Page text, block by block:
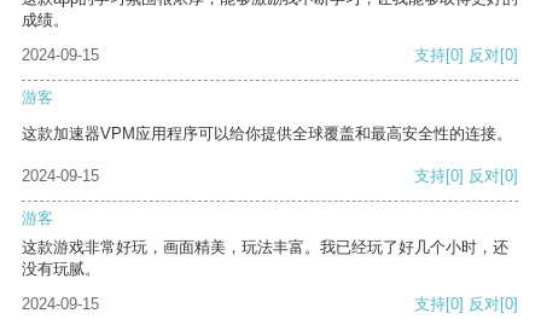
成绩。
2024-09-15
支持[0] 反对[0]
游客
这款加速器VPM应用程序可以给你提供全球覆盖和最高安全性的连接。
2024-09-15 支持[0] 反对[0]
游客
这款游戏非常好玩，画面精美，玩法丰富。我已经玩了好几个小时，还
没有玩腻。
2024-09-15
支持[0] 反对[0]